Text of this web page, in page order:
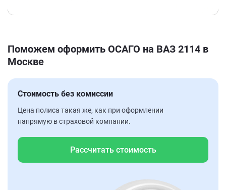
Поможем оформить ОСАГО на ВАЗ 2114 в
Москве
Стоимость без комиссии
Цена полиса такая же, как при оформлении
напрямую в страховой компании.
Рассчитать стоимость